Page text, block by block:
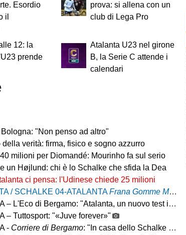
Esordio
il
prova: si allena con un
club di Lega Pro
12: la
prende
Atalanta U23 nel girone
B, la Serie C attende i
calendari
"Non penso ad altro"
verità: firma, fisico e sogno azzurro
milioni per Diomandé: Mourinho fa sul serio
un Højlund: chi è lo Schalke che sfida la Dea
ci pensa: l'Udinese chiede 25 milioni
/ SCHALKE 04-ATALANTAFrana Gomme Madone
di Bergamo: "Atalanta, un nuovo test internazionale oggi in Germania"
– Tuttosport: "«Juve forever»"
- Corriere di Bergamo: "In casa dello Schalke con CDK e il dubbio Scamacca-Krstovic"